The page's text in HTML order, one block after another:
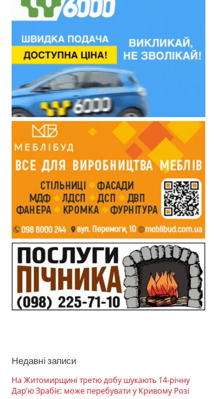
Недавні записи
На Житомирщині третю добу шукають 14-річну
Дар’ю Зрабіє: може перебувати у Кривому Розі